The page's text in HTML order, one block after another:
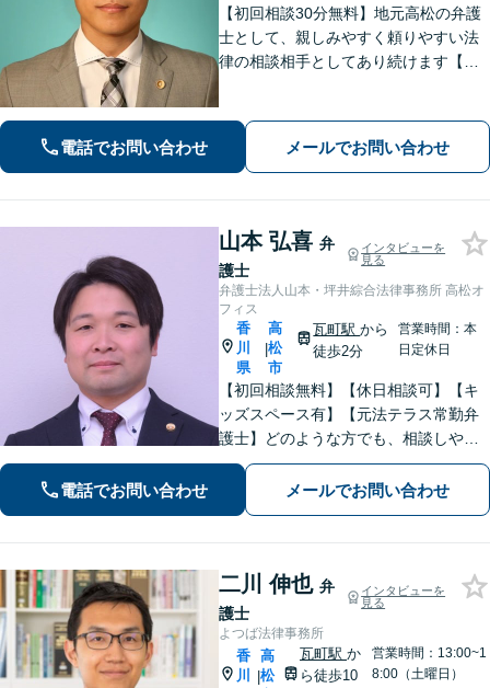
【初回相談30分無料】地元高松の弁護
士として、親しみやすく頼りやすい法
律の相談相手としてあり続けます【相
【離婚問題】不貞慰謝料の請求する側
／された側、双方に対応【弁護士歴10
電話でお問い合わせ メールでお問い合わせ
山本 弘喜 弁
護士
インタビューを
見る
弁護士法人山本・坪井綜合法律事務所 高松オ
フィス
香
川
県
|
高
松
市
瓦町駅から
徒歩2分
営業時間：本
日定休日
【初回相談無料】【休日相談可】【キ
ッズスペース有】【元法テラス常勤弁
護士】どのような方でも、相談しやす
い環境を整えています。依頼者様に寄
り添った対応を心がけています。【離
婚・男女問題】DV被害へ積極的に対
電話でお問い合わせ メールでお問い合わせ
二川 伸也 弁
護士
インタビューを
見る
よつば法律事務所
香
川
|
高
松
瓦町駅 か
ら徒歩10
営業時間：13:00~1
8:00（土曜日）